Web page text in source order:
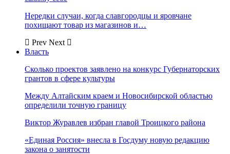
Нередки случаи, когда славгородцы и яровчане
похищают товар из магазинов и…
Prev Next
Власть
Сколько проектов заявлено на конкурс Губернаторских
грантов в сфере культуры
Между Алтайским краем и Новосибирской областью
определили точную границу
Виктор Журавлев избран главой Троицкого района
«Единая Россия» внесла в Госдуму новую редакцию
закона о занятости